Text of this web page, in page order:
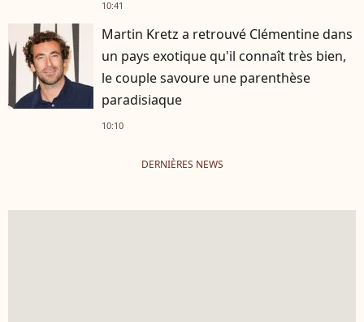
10:41
Martin Kretz a retrouvé Clémentine dans
un pays exotique qu'il connaît très bien,
le couple savoure une parenthèse
paradisiaque
10:10
DERNIÈRES NEWS